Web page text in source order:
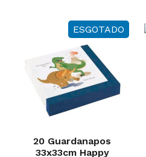
ESGOTADO
20 Guardanapos
33x33cm Happy